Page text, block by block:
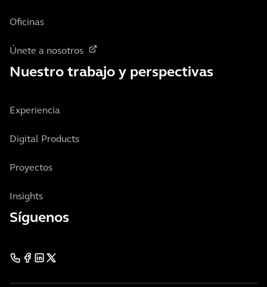
Oficinas
Únete a nosotros
Nuestro trabajo y perspectivas
Experiencia
Digital Products
Proyectos
Insights
Síguenos